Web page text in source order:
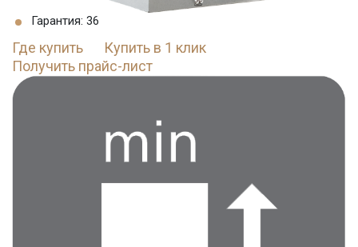
Гарантия: 36
Где купить
Купить в 1 клик
Получить прайс-лист